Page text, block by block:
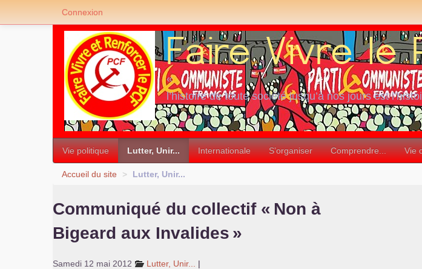
«
l’histoire de toute société jusqu’à nos jours est
»
Vie politique Lutter, Unir... Internationale S’organiser Comprendre... Vie
Accueil du site > Lutter, Unir...
Communiqué du collectif « Non à
Bigeard aux Invalides »
Samedi 12 mai 2012 Lutter, Unir... |
Connexion